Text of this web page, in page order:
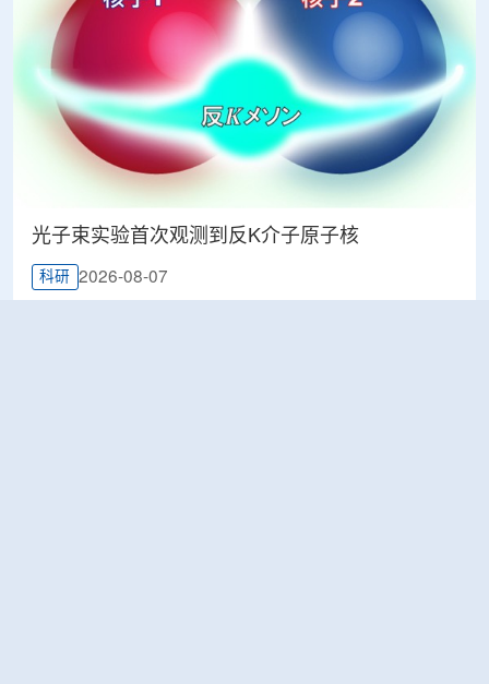
光子束实验首次观测到反K介子原子核
科研 2026-08-07